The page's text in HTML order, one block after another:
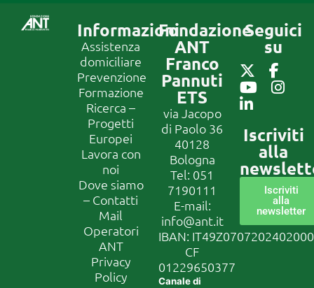
Informazioni
Assistenza
domiciliare
Prevenzione
Formazione
Ricerca –
Progetti
Europei
Lavora con
noi
Dove siamo
– Contatti
Mail
Operatori
ANT
Privacy
Policy
Fondazione
ANT
Franco
Pannuti
ETS
via Jacopo
di Paolo 36
40128
Bologna
Tel: 051
7190111
E-mail:
info@ant.it
IBAN:
CF
01229650377
Canale di
Seguici
su
Iscriviti
alla
Iscriviti
alla
newsletter